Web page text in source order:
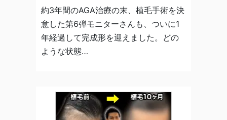
約3年間のAGA治療の末、植毛手術を決
意した第6弾モニターさんも、ついに1
年経過して完成形を迎えました。どの
ような状態…